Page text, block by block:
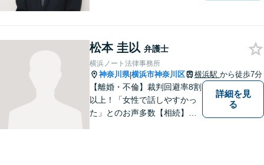
事件など、ご相談ください
【夜間・休日対応】
松本 圭以 弁護士
横浜ノート法律事務所
神奈川県|横浜市神奈川区 横浜駅 から徒歩7分
【離婚・不倫】裁判回避率8割
以上！「女性で話しやすかっ
た」とのお声多数【相続】遺
詳細を見
る